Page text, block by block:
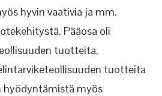
hyvin vaativia ja mm.
Pääosa oli
tuotteita,
tuotteita
hyödyntämistä myös